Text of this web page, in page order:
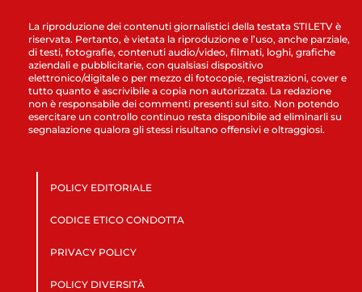
La riproduzione dei contenuti giornalistici della testata STILETV è
riservata. Pertanto, è vietata la riproduzione e l’uso, anche parziale,
di testi, fotografie, contenuti audio/video, filmati, loghi, grafiche
aziendali e pubblicitarie, con qualsiasi dispositivo
elettronico/digitale o per mezzo di fotocopie, registrazioni, cover e
tutto quanto è ascrivibile a copia non autorizzata. La redazione
non è responsabile dei commenti presenti sul sito. Non potendo
esercitare un controllo continuo resta disponibile ad eliminarli su
segnalazione qualora gli stessi risultano offensivi e oltraggiosi.
POLICY EDITORIALE
CODICE ETICO CONDOTTA
PRIVACY POLICY
POLICY DIVERSITÀ